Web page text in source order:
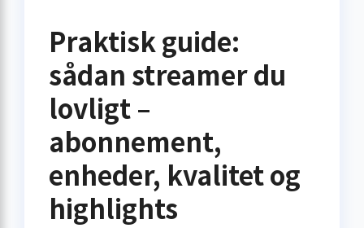
Praktisk guide:
sådan streamer du
lovligt –
abonnement,
enheder, kvalitet og
highlights